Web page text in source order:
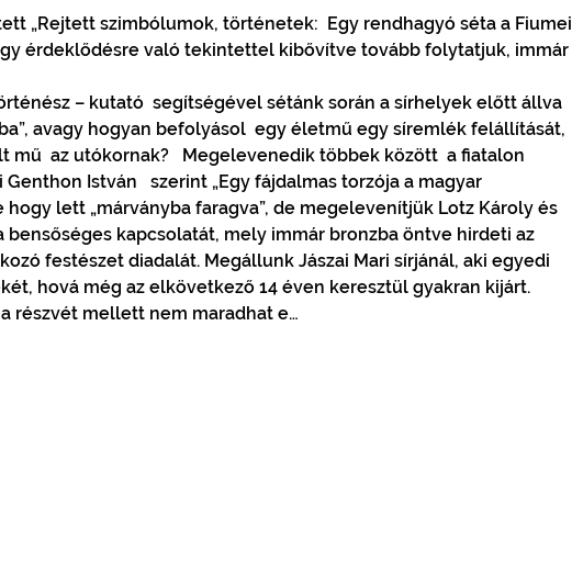
„Rejtett szimbólumok, történetek:  Egy rendhagyó séta a Fiumei
érdeklődésre való tekintettel kibővítve tovább folytatjuk, immár
– kutató  segítségével sétánk során a sírhelyek előtt állva
avagy hogyan befolyásol  egy életmű egy síremlék felállítását,
mű  az utókornak?   Megelevenedik többek között  a fiatalon
István   szerint „Egy fájdalmas torzója a magyar
lett „márványba faragva”, de megelevenítjük Lotz Károly és
kapcsolatát, mely immár bronzba öntve hirdeti az
festészet diadalát. Megállunk Jászai Mari sírjánál, aki egyedi
hová még az elkövetkező 14 éven keresztül gyakran kijárt.
részvét mellett nem maradhat e…